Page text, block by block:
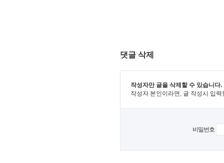
댓글 삭제
작성자만 글을 삭제할 수 있습니다.
작성자 본인이라면, 글 작성시 입
비밀번호